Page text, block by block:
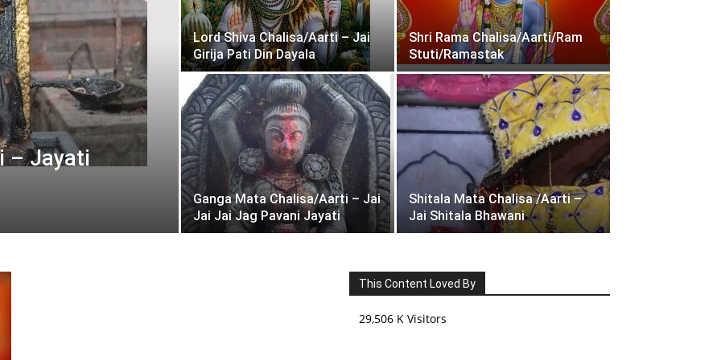
– Jayati
Lord Shiva Chalisa/Aarti – Jai
Girija Pati Din Dayala
Shri Rama Chalisa/Aarti/Ram
Stuti/Ramastak
Ganga Mata Chalisa/Aarti – Jai
Jai Jai Jag Pavani Jayati
Shitala Mata Chalisa /Aarti –
Jai Shitala Bhawani
This Content Loved By
29,506 K Visitors